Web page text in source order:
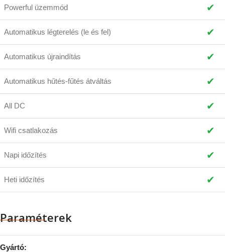
Powerful üzemmód ✔
Automatikus légterelés (le és fel) ✔
Automatikus újraindítás ✔
Automatikus hűtés-fűtés átváltás ✔
All DC ✔
Wifi csatlakozás ✔
Napi időzítés ✔
Heti időzítés ✔
Paraméterek
Gyártó: